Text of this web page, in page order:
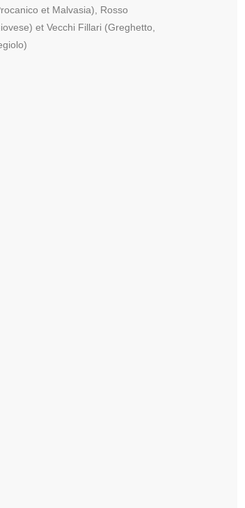
et Malvasia), Rosso
et Vecchi Fillari (Greghetto,